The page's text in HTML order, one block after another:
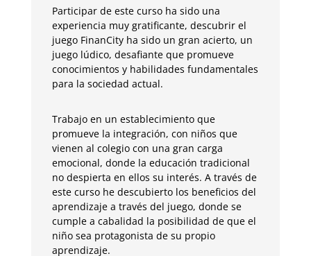
Participar de este curso ha sido una
experiencia muy gratificante, descubrir el
juego FinanCity ha sido un gran acierto, un
juego lúdico, desafiante que promueve
conocimientos y habilidades fundamentales
para la sociedad actual.
Trabajo en un establecimiento que
promueve la integración, con niños que
vienen al colegio con una gran carga
emocional, donde la educación tradicional
no despierta en ellos su interés. A través de
este curso he descubierto los beneficios del
aprendizaje a través del juego, donde se
cumple a cabalidad la posibilidad de que el
niño sea protagonista de su propio
aprendizaje.